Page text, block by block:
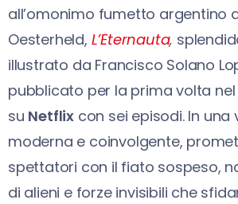
all’omonimo fumetto argentino
Oesterheld, L’Eternauta,
illustrato da Francisco Solano
pubblicato per la prima volta nel
su Netflix con sei episodi. In una
moderna e coinvolgente,
spettatori con il fiato sospeso,
di alieni e forze invisibili che